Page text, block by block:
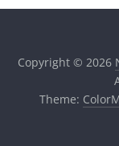
Copyright © 2026
Theme: